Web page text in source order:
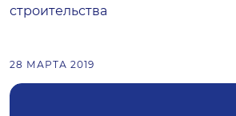
строительства
28 МАРТА 2019